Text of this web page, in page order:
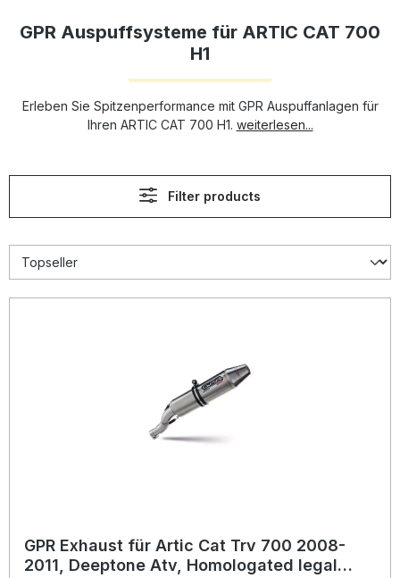
GPR Auspuffsysteme für ARTIC CAT 700
H1
Erleben Sie Spitzenperformance mit GPR Auspuffanlagen für
Ihren ARTIC CAT 700 H1. weiterlesen...
Filter products
GPR Exhaust für Artic Cat Trv 700 2008-
2011, Deeptone Atv, Homologated legal